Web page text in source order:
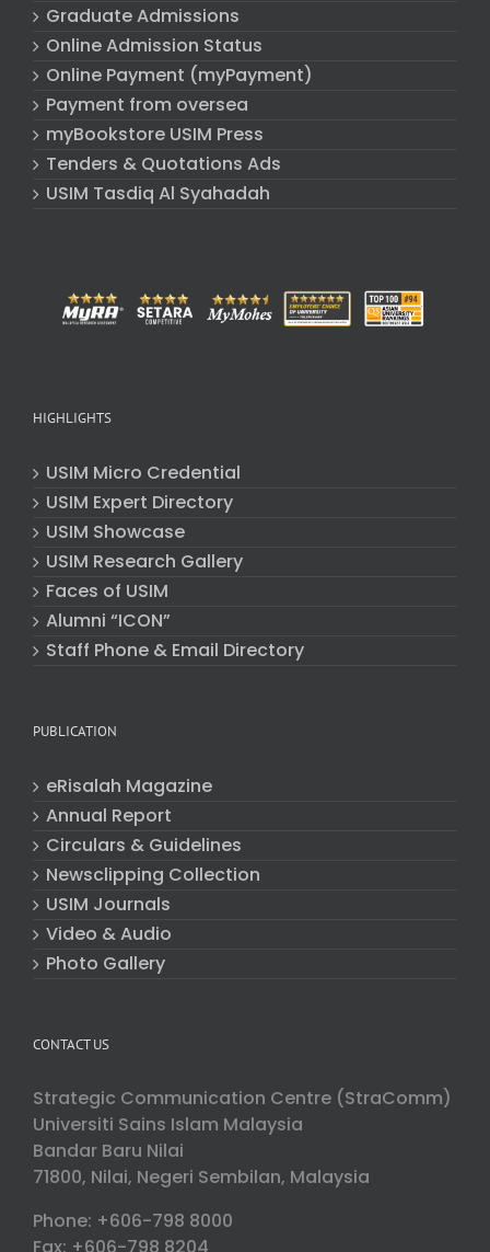
Graduate Admissions
Online Admission Status
Online Payment (myPayment)
Payment from oversea
myBookstore USIM Press
Tenders & Quotations Ads
USIM Tasdiq Al Syahadah
HIGHLIGHTS
USIM Micro Credential
USIM Expert Directory
USIM Showcase
USIM Research Gallery
Faces of USIM
Alumni “ICON”
Staff Phone & Email Directory
PUBLICATION
eRisalah Magazine
Annual Report
Circulars & Guidelines
Newsclipping Collection
USIM Journals
Video & Audio
Photo Gallery
CONTACT US
Strategic Communication Centre (StraComm)
Universiti Sains Islam Malaysia
Bandar Baru Nilai
71800, Nilai, Negeri Sembilan, Malaysia
Phone: +606-798 8000